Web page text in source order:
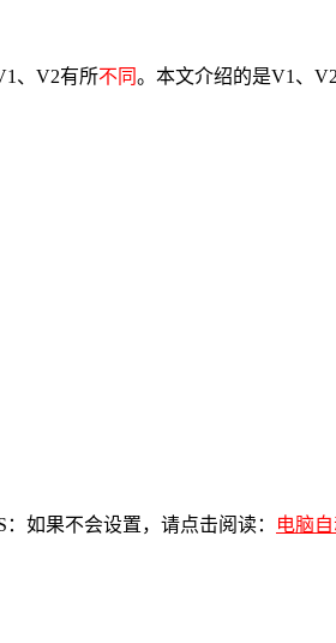
、V2有所不同。本文介绍的是V1、
：如果不会设置，请点击阅读：
电脑